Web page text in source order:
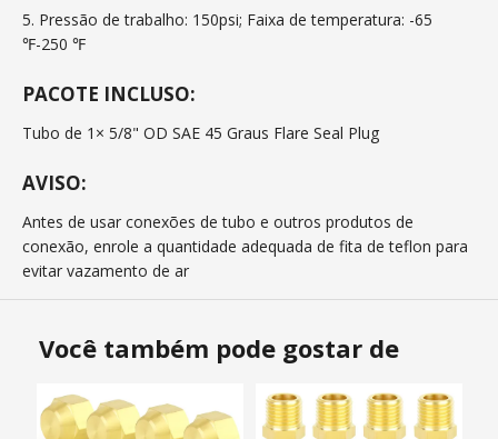
5. Pressão de trabalho: 150psi; Faixa de temperatura: -65
℉-250 ℉
PACOTE INCLUSO:
Tubo de 1× 5/8" OD SAE 45 Graus Flare Seal Plug
AVISO:
Antes de usar conexões de tubo e outros produtos de
conexão, enrole a quantidade adequada de fita de teflon para
evitar vazamento de ar
Você também pode gostar de